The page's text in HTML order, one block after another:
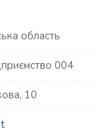
область
004
10